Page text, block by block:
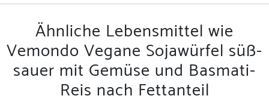
Ähnliche Lebensmittel wie
Vemondo Vegane Sojawürfel süß-
sauer mit Gemüse und Basmati-
Reis nach Fettanteil